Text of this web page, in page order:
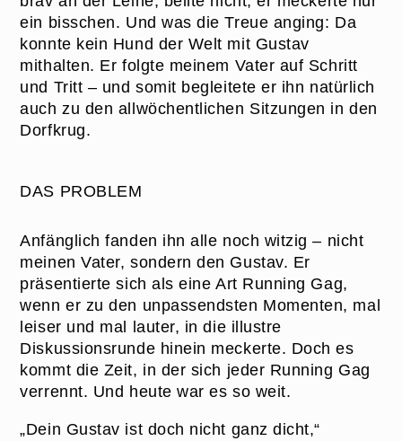
ein bisschen. Und was die Treue anging: Da
konnte kein Hund der Welt mit Gustav
mithalten. Er folgte meinem Vater auf Schritt
und Tritt – und somit begleitete er ihn natürlich
auch zu den allwöchentlichen Sitzungen in den
Dorfkrug.
DAS PROBLEM
Anfänglich fanden ihn alle noch witzig – nicht
meinen Vater, sondern den Gustav. Er
präsentierte sich als eine Art Running Gag,
wenn er zu den unpassendsten Momenten, mal
leiser und mal lauter, in die illustre
Diskussionsrunde hinein meckerte. Doch es
kommt die Zeit, in der sich jeder Running Gag
verrennt. Und heute war es so weit.
„Dein Gustav ist doch nicht ganz dicht,“